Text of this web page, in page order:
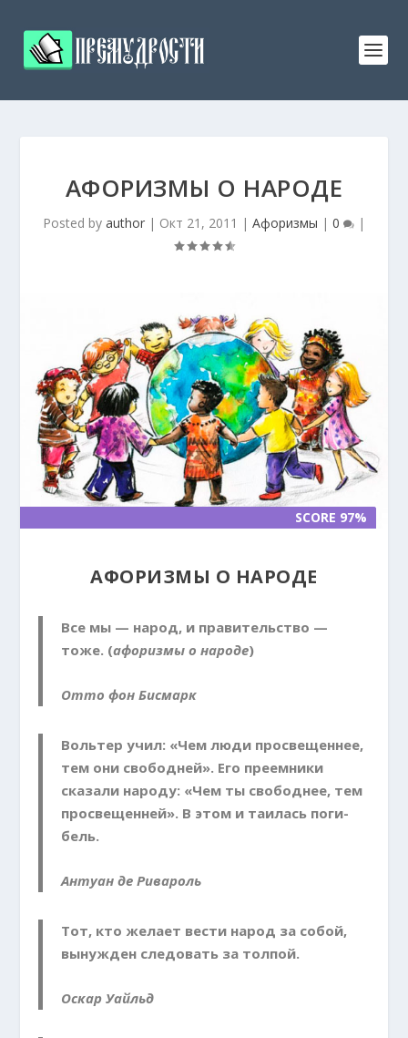
АФОРИЗМЫ О НАРОДЕ
Posted by author | Окт 21, 2011 | Афоризмы | 0 |
SCORE 97%
SCORE 97%
АФОРИЗМЫ О НАРОДЕ
Все мы — народ, и правительство —
тоже. (афоризмы о народе)
Отто фон Бисмарк
Вольтер учил: «Чем люди просвещеннее,
тем они свободней». Его преемники
сказали народу: «Чем ты свободнее, тем
просвещенней». В этом и таилась поги­
бель.
Антуан де Ривароль
Тот, кто желает вести народ за собой,
вынужден следовать за толпой.
Оскар Уайльд